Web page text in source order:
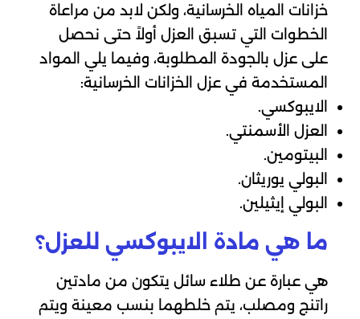
خزانات المياه الخرسانية، ولكن لابد من مراعاة
الخطوات التي تسبق العزل أولاً حتى نحصل
على عزل بالجودة المطلوبة، وفيما يلي المواد
المستخدمة في عزل الخزانات الخرسانية:
الايبوكسي.
العزل الأسمنتي.
البيتومين.
البولي يوريثان.
البولي إيثيلين.
ما هي مادة الايبوكسي للعزل؟
هي عبارة عن طلاء سائل يتكون من مادتين
راتنج ومصلب، يتم خلطهما بنسب معينة ويتم